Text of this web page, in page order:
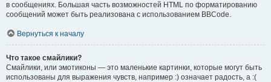
в сообщениях. Большая часть возможностей HTML по форматированию
сообщений может быть реализована с использованием BBCode.
Вернуться к началу
Что такое смайлики?
Смайлики, или эмотиконы — это маленькие картинки, которые могут быть
использованы для выражения чувств, например :) означает радость, а :(